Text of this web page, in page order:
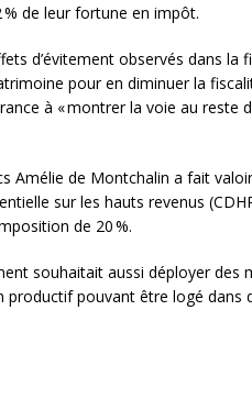
% de leur fortune en impôt.
d’évitement observés dans
pour en diminuer la
à « montrer la voie au reste
Amélie de Montchalin a fait
sur les hauts revenus
de 20 %.
souhaitait aussi déployer des
pouvant être logé dans